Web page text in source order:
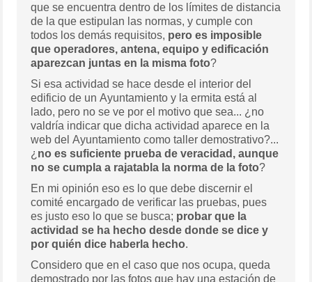
que se encuentra dentro de los límites de distancia
de la que estipulan las normas, y cumple con
todos los demás requisitos, pero es imposible
que operadores, antena, equipo y edificación
aparezcan juntas en la misma foto?
Si esa actividad se hace desde el interior del
edificio de un Ayuntamiento y la ermita está al
lado, pero no se ve por el motivo que sea... ¿no
valdría indicar que dicha actividad aparece en la
web del Ayuntamiento como taller demostrativo?...
¿ no es suficiente prueba de veracidad, aunque
no se cumpla a rajatabla la norma de la foto?
En mi opinión eso es lo que debe discernir el
comité encargado de verificar las pruebas, pues
es justo eso lo que se busca; probar que la
actividad se ha hecho desde donde se dice y
por quién dice haberla hecho.
Considero que en el caso que nos ocupa, queda
demostrado por las fotos que hay una estación de